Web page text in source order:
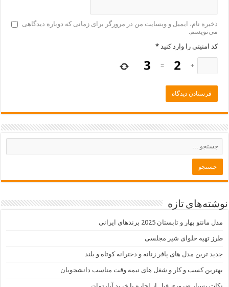
ذخیره نام، ایمیل و وبسایت من در مرورگر برای زمانی که دوباره دیدگاهی
می‌نویسم.
کد امنیتی را وارد کنید *
+
=
نوشته‌های تازه
مدل مانتو بهار و تابستان 2025 برندهای ایرانی
طرز تهیه حلوای شیر مجلسی
جدید ترین مدل های پافر زنانه و دخترانه کوتاه و بلند
بهترین کسب و کار و شغل های نیمه وقت مناسب دانشجویان